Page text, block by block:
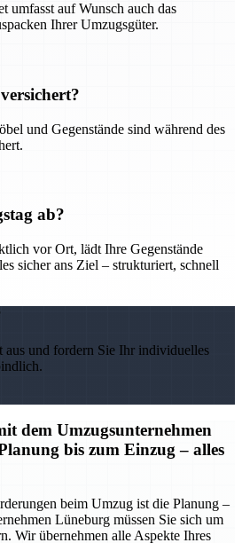
umfasst auf Wunsch auch das
Ihrer Umzugsgüter.
und Gegenstände sind während des
ab?
vor Ort, lädt Ihre Gegenstände
sicher ans Ziel – strukturiert, schnell
aus und fordern Sie Ihr individuelles
dem Umzugsunternehmen
bis zum Einzug – alles
beim Umzug ist die Planung –
Lüneburg müssen Sie sich um
Wir übernehmen alle Aspekte Ihres